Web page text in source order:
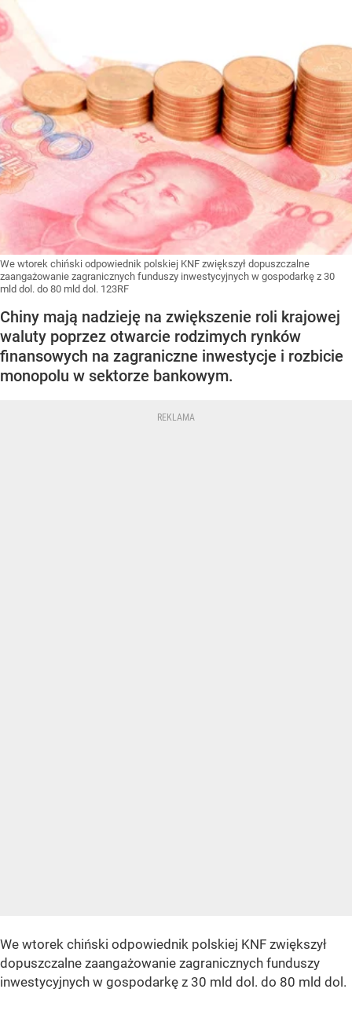
We wtorek chiński odpowiednik polskiej KNF zwiększył dopuszczalne
zaangażowanie zagranicznych funduszy inwestycyjnych w gospodarkę z 30
mld dol. do 80 mld dol. 123RF
Chiny mają nadzieję na zwiększenie roli krajowej
waluty poprzez otwarcie rodzimych rynków
finansowych na zagraniczne inwestycje i rozbicie
monopolu w sektorze bankowym.
We wtorek chiński odpowiednik polskiej KNF zwiększył
dopuszczalne zaangażowanie zagranicznych funduszy
inwestycyjnych w gospodarkę z 30 mld dol. do 80 mld dol.